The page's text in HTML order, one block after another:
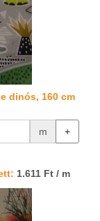
dinós, 160 cm
m +
1.611 Ft / m